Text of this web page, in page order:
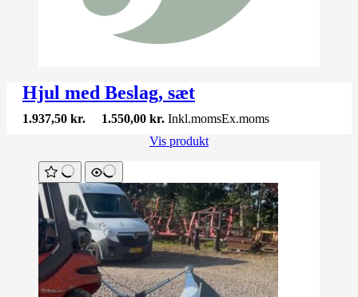
Hjul med Beslag, sæt
1.937,50 kr. 1.550,00 kr. Inkl.momsEx.moms
Vis produkt